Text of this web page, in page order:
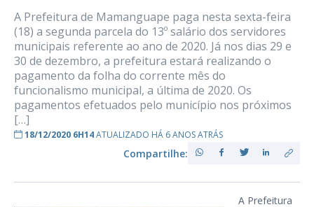
A Prefeitura de Mamanguape paga nesta sexta-feira
(18) a segunda parcela do 13º salário dos servidores
municipais referente ao ano de 2020. Já nos dias 29 e
30 de dezembro, a prefeitura estará realizando o
pagamento da folha do corrente mês do
funcionalismo municipal, a última de 2020. Os
pagamentos efetuados pelo município nos próximos
[…]
18/12/2020 6H14ATUALIZADO HÁ 6 ANOS ATRÁS
Compartilhe:
A Prefeitura